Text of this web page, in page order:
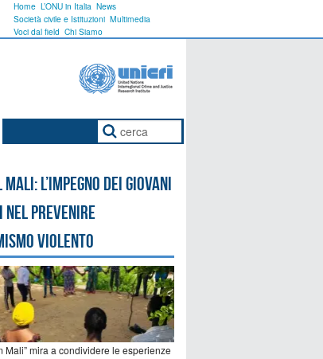
Home L’ONU in Italia News
Società civile e Istituzioni Multimedia
Voci dal field Chi Siamo
l’impegno dei giovani
nel prevenire
violento
Mali” mira a condividere le esperienze